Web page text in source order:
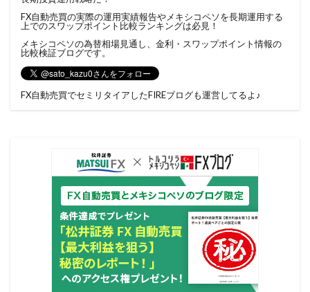
FX自動売買の実際の運用実績報告やメキシコペソを長期運用する
上でのスワップポイント比較ランキングは必見！
メキシコペソの為替相場見通し、金利・スワップポイント情報の
比較検証ブログです。
FX自動売買でセミリタイアしたFIREブログも運営してるよ♪